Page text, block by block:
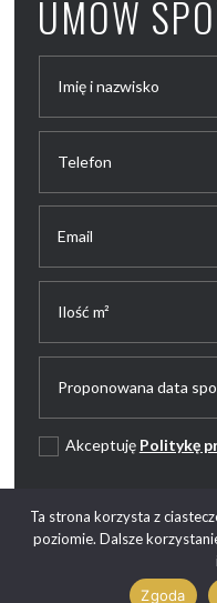
UMÓW
Akceptuję Politykę
Ta strona korzysta z
poziomie. Dalsze
Zgoda